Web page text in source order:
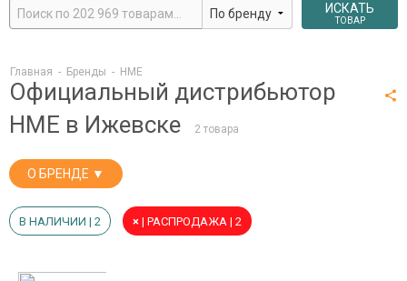
ИСКАТЬ
ТОВАР
Главная - Бренды - HME
Официальный дистрибьютор
HME в Ижевске
2 товара
О БРЕНДЕ ▼
В НАЛИЧИИ | 2 × | РАСПРОДАЖА | 2